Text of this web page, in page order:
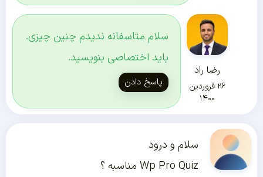
رضا راد
۲۶ فروردین
۱۴۰۰
سلام متاسفانه ندیدم چنین چیزی.
باید اختصاصی بنویسید.
پاسخ دادن
سلام و درود
Wp Pro Quiz مناسبه ؟